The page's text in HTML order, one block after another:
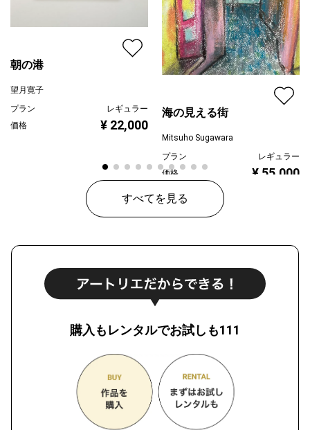
朝の港
望月寛子
プラン
レギュラー
価格
¥ 22,000
海の見える街
Mitsuho Sugawara
プラン
レギュラー
価格
¥ 55,000
すべてを見る
購入もレンタルでお試しも111